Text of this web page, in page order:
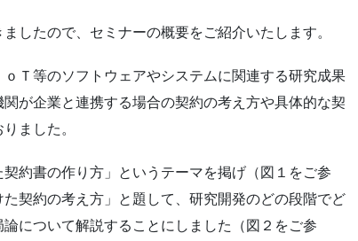
たので、セミナーの概要をご紹介いたします。
Ｔ等のソフトウェアやシステムに関連する研究成果
が企業と連携する場合の契約の考え方や具体的な契
ました。
約書の作り方」というテーマを掲げ（図１をご参
契約の考え方」と題して、研究開発のどの段階でど
について解説することにしました（図２をご参